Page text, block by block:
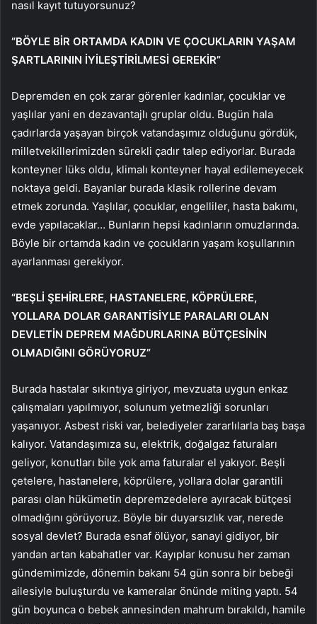
nasıl kayıt tutuyorsunuz?
“BÖYLE BİR ORTAMDA KADIN VE ÇOCUKLARIN YAŞAM
ŞARTLARININ İYİLEŞTİRİLMESİ GEREKİR”
Depremden en çok zarar görenler kadınlar, çocuklar ve
yaşlılar yani en dezavantajlı gruplar oldu. Bugün hala
çadırlarda yaşayan birçok vatandaşımız olduğunu gördük,
milletvekillerimizden sürekli çadır talep ediyorlar. Burada
konteyner lüks oldu, klimalı konteyner hayal edilemeyecek
noktaya geldi. Bayanlar burada klasik rollerine devam
etmek zorunda. Yaşlılar, çocuklar, engelliler, hasta bakımı,
evde yapılacaklar… Bunların hepsi kadınların omuzlarında.
Böyle bir ortamda kadın ve çocukların yaşam koşullarının
ayarlanması gerekiyor.
“BEŞLİ ŞEHİRLERE, HASTANELERE, KÖPRÜLERE,
YOLLARA DOLAR GARANTİSİYLE PARALARI OLAN
DEVLETİN DEPREM MAĞDURLARINA BÜTÇESİNİN
OLMADIĞINI GÖRÜYORUZ”
Burada hastalar sıkıntıya giriyor, mevzuata uygun enkaz
çalışmaları yapılmıyor, solunum yetmezliği sorunları
yaşanıyor. Asbest riski var, belediyeler zararlılarla baş başa
kalıyor. Vatandaşımıza su, elektrik, doğalgaz faturaları
geliyor, konutları bile yok ama faturalar el yakıyor. Beşli
çetelere, hastanelere, köprülere, yollara dolar garantili
parası olan hükümetin depremzedelere ayıracak bütçesi
olmadığını görüyoruz. Böyle bir duyarsızlık var, nerede
sosyal devlet? Burada esnaf ölüyor, sanayi gidiyor, bir
yandan artan kabahatler var. Kayıplar konusu her zaman
gündemimizde, dönemin bakanı 54 gün sonra bir bebeği
ailesiyle buluşturdu ve kameralar önünde miting yaptı. 54
gün boyunca o bebek annesinden mahrum bırakıldı, hamile